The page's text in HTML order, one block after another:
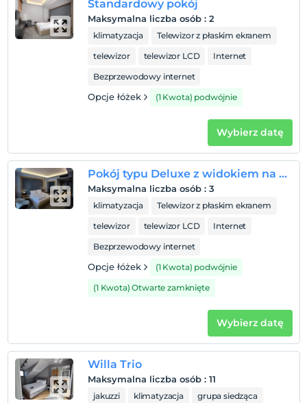
Standardowy pokój
Maksymalna liczba osób : 2
klimatyzacja
Telewizor z płaskim ekranem
telewizor
telewizor LCD
Internet
Bezprzewodowy internet
Opcje łóżek (1 Kwota) podwójnie
Wybierz datę
Pokój typu Deluxe z widokiem na góry
Maksymalna liczba osób : 3
klimatyzacja
Telewizor z płaskim ekranem
telewizor
telewizor LCD
Internet
Bezprzewodowy internet
Opcje łóżek
(1 Kwota) podwójnie
(1 Kwota) Otwarte zamknięte
Wybierz datę
Willa Trio
Maksymalna liczba osób : 11
jakuzzi klimatyzacja
grupa siedząca